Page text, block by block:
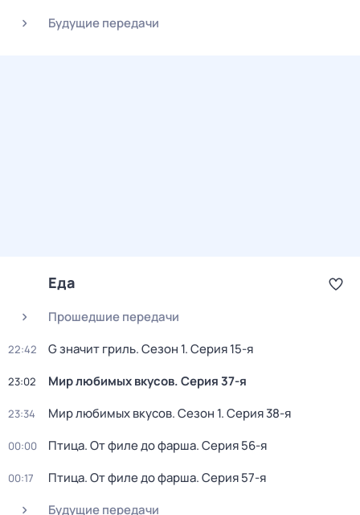
Будущие передачи
Еда
Прошедшие передачи
22:42 G значит гриль. Сезон 1. Серия 15-я
23:02 Мир любимых вкусов. Серия 37-я
23:34 Мир любимых вкусов. Сезон 1. Серия 38-я
00:00 Птица. От филе до фарша. Серия 56-я
00:17 Птица. От филе до фарша. Серия 57-я
Будущие передачи